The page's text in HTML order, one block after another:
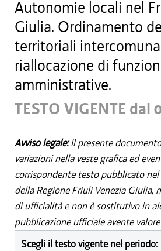
Autonomie locali nel
Giulia. Ordinamento
territoriali
riallocazione di
amministrative.
TESTO VIGENTE
Avviso legale:Il presente
variazioni nella veste grafica ed
corrispondente testo pubblicato
della Regione Friuli Venezia Giulia,
di ufficialità e non è sostitutivo in
pubblicazione ufficiale avente
Scegli il testo vigente nel periodo: